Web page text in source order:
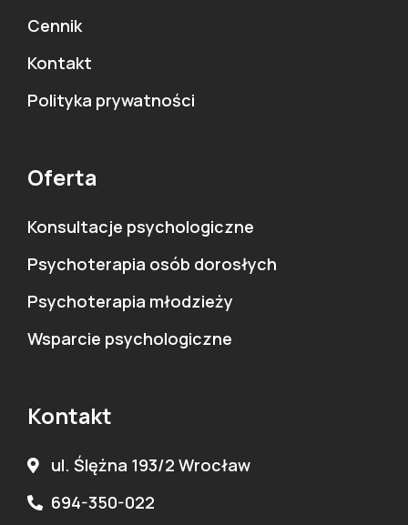
Cennik
Kontakt
Polityka prywatności
Oferta
Konsultacje psychologiczne
Psychoterapia osób dorosłych
Psychoterapia młodzieży
Wsparcie psychologiczne
Kontakt
ul. Ślężna 193/2 Wrocław
694-350-022